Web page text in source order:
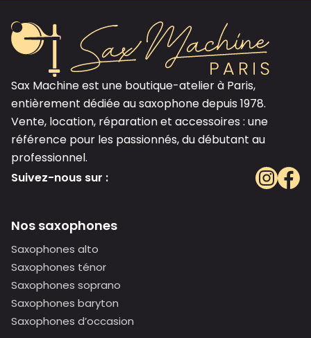
Sax Machine est une boutique-atelier à Paris,
entièrement dédiée au saxophone depuis 1978.
Vente, location, réparation et accessoires : une
référence pour les passionnés, du débutant au
professionnel.
Suivez-nous sur :
Nos saxophones
Saxophones alto
Saxophones ténor
Saxophones soprano
Saxophones baryton
Saxophones d’occasion